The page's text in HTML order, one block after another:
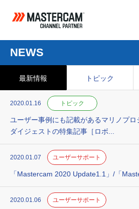
NEWS
最新情報 トピック
2020.01.16 トピック
ユーザー事例にも記載があるマリノプロ
ダイジェストの特集記事［ロボ...
2020.01.07 ユーザーサポート
「Mastercam 2020 Update1.1」/「
2020.01.06 ユーザーサポート